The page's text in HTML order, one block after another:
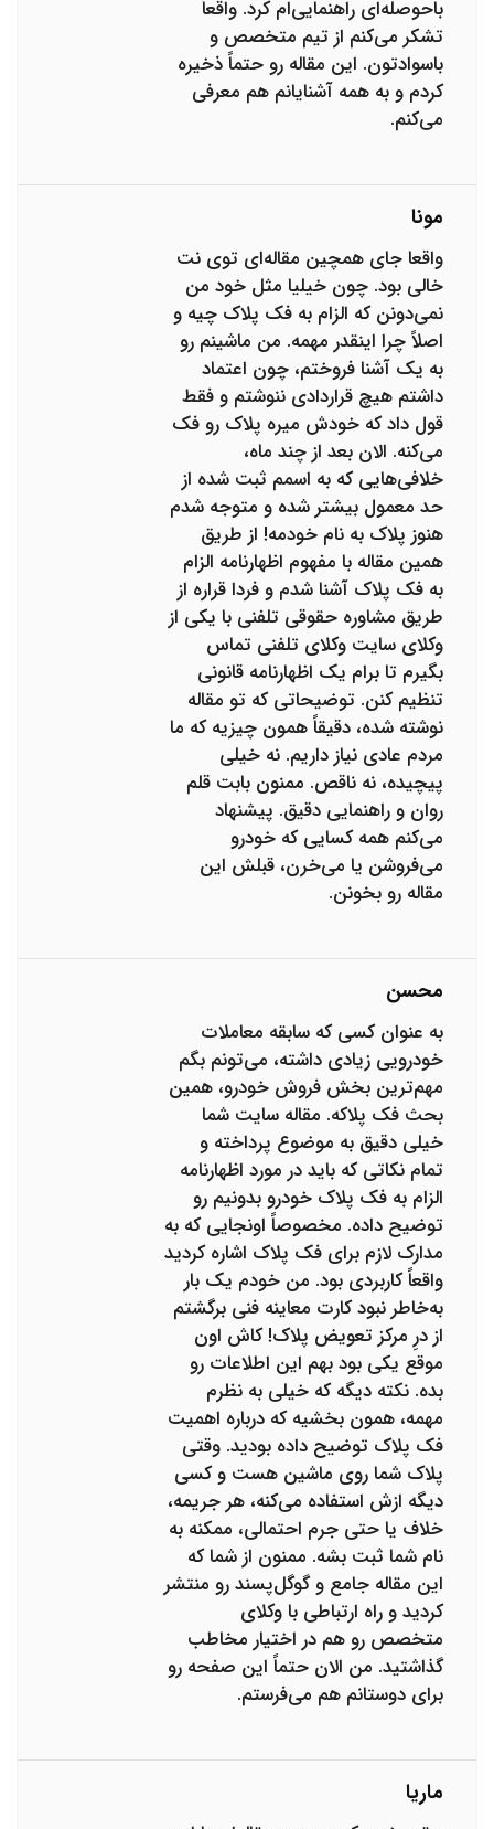
باحوصله‌ای راهنمایی‌ام کرد. واقعاً
تشکر می‌کنم از تیم متخصص و
باسوادتون. این مقاله رو حتماً ذخیره
کردم و به همه آشنایانم هم معرفی
می‌کنم.
مونا
واقعا جای همچین مقاله‌ای توی نت
خالی بود. چون خیلیا مثل خود من
نمی‌دونن که الزام به فک پلاک چیه و
اصلاً چرا اینقدر مهمه. من ماشینم رو
به یک آشنا فروختم، چون اعتماد
داشتم هیچ قراردادی ننوشتم و فقط
قول داد که خودش میره پلاک رو فک
می‌کنه. الان بعد از چند ماه،
خلافی‌هایی که به اسمم ثبت شده از
حد معمول بیشتر شده و متوجه شدم
هنوز پلاک به نام خودمه! از طریق
همین مقاله با مفهوم اظهارنامه الزام
به فک پلاک آشنا شدم و فردا قراره از
طریق مشاوره حقوقی تلفنی با یکی از
وکلای سایت وکلای تلفنی تماس
بگیرم تا برام یک اظهارنامه قانونی
تنظیم کنن. توضیحاتی که تو مقاله
نوشته شده، دقیقاً همون چیزیه که ما
مردم عادی نیاز داریم. نه خیلی
پیچیده، نه ناقص. ممنون بابت قلم
روان و راهنمایی دقیق. پیشنهاد
می‌کنم همه کسایی که خودرو
می‌فروشن یا می‌خرن، قبلش این
مقاله رو بخونن.
محسن
به عنوان کسی که سابقه معاملات
خودرویی زیادی داشته، می‌تونم بگم
مهم‌ترین بخش فروش خودرو، همین
بحث فک پلاکه. مقاله سایت شما
خیلی دقیق به موضوع پرداخته و
تمام نکاتی که باید در مورد اظهارنامه
الزام به فک پلاک خودرو بدونیم رو
توضیح داده. مخصوصاً اونجایی که به
مدارک لازم برای فک پلاک اشاره کردید
واقعاً کاربردی بود. من خودم یک بار
به‌خاطر نبود کارت معاینه فنی برگشتم
از درِ مرکز تعویض پلاک! کاش اون
موقع یکی بود بهم این اطلاعات رو
بده. نکته دیگه که خیلی به نظرم
مهمه، همون بخشیه که درباره اهمیت
فک پلاک توضیح داده بودید. وقتی
پلاک شما روی ماشین هست و کسی
دیگه ازش استفاده می‌کنه، هر جریمه،
خلاف یا حتی جرم احتمالی، ممکنه به
نام شما ثبت بشه. ممنون از شما که
این مقاله جامع و گوگل‌پسند رو منتشر
کردید و راه ارتباطی با وکلای
متخصص رو هم در اختیار مخاطب
گذاشتید. من الان حتماً این صفحه رو
برای دوستانم هم می‌فرستم.
ماریا